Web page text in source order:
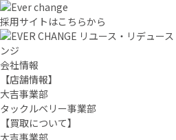
採用サイトはこちらから
リユース・リデュー
ンジ
会社情報
【店舗情報】
大吉事業部
タックルベリー事業部
【買取について】
大吉事業部